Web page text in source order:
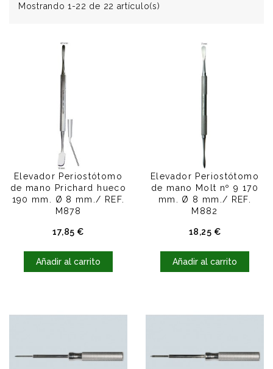
Mostrando 1-22 de 22 artículo(s)
Elevador Periostótomo
de mano Prichard hueco
190 mm. Ø 8 mm./ REF.
M878
17,85 €Precio
Añadir al carrito
Elevador Periostótomo
de mano Molt nº 9 170
mm. Ø 8 mm./ REF.
M882
18,25 €Precio
Añadir al carrito